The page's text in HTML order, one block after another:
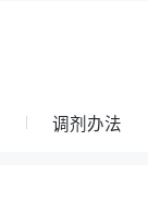
调剂办法